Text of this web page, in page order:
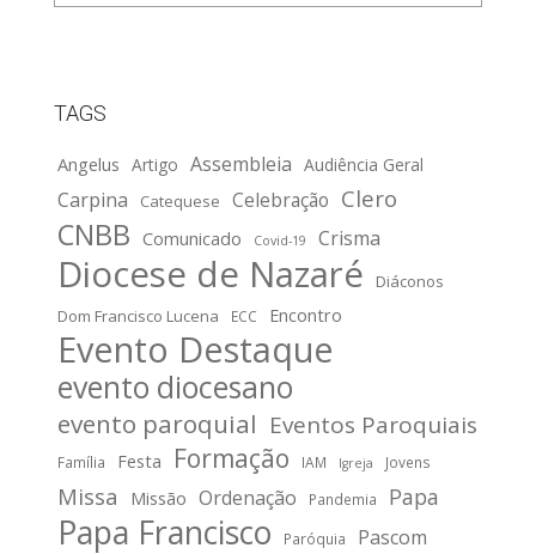
TAGS
Angelus Artigo Assembleia Audiência Geral
Carpina Catequese Celebração Clero
CNBB Comunicado Covid-19 Crisma
Diocese de Nazaré
Diáconos
Dom Francisco Lucena
ECC Encontro
Evento Destaque
evento diocesano
evento paroquial Eventos Paroquiais
Família Festa Formação IAM Igreja Jovens
Missa Missão Ordenação Pandemia Papa
Papa Francisco Paróquia
Pascom